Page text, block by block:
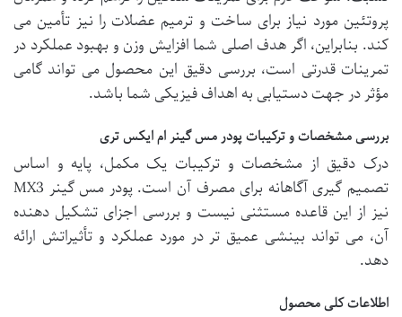
پروتئین مورد نیاز برای ساخت و ترمیم عضلات را نیز تأمین می
کند. بنابراین، اگر هدف اصلی شما افزایش وزن و بهبود عملکرد در
تمرینات قدرتی است، بررسی دقیق این محصول می تواند گامی
مؤثر در جهت دستیابی به اهداف فیزیکی شما باشد.
بررسی مشخصات و ترکیبات پودر مس گینر ام ایکس تری
درک دقیق از مشخصات و ترکیبات یک مکمل، پایه و اساس
تصمیم گیری آگاهانه برای مصرف آن است. پودر مس گینر MX3
نیز از این قاعده مستثنی نیست و بررسی اجزای تشکیل دهنده
آن، می تواند بینشی عمیق تر در مورد عملکرد و تأثیراتش ارائه
دهد.
اطلاعات کلی محصول